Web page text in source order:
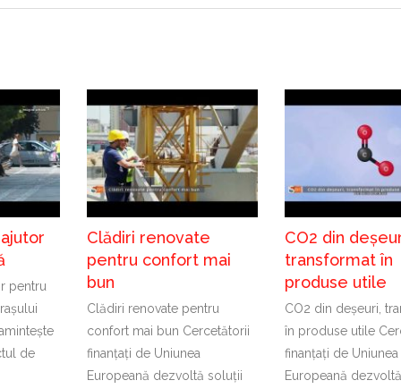
pentru
de
Clădiri renovate
pentru confort mai
bun
Clădiri renovate pentru
confort mai bun Cercetătorii
finanțați de Uniunea
Europeană dezvoltă soluții
CO2 din
transformat în
produse utile
CO2 din deșeuri,
în produse utile
finanțați de Uniunea
Europeană